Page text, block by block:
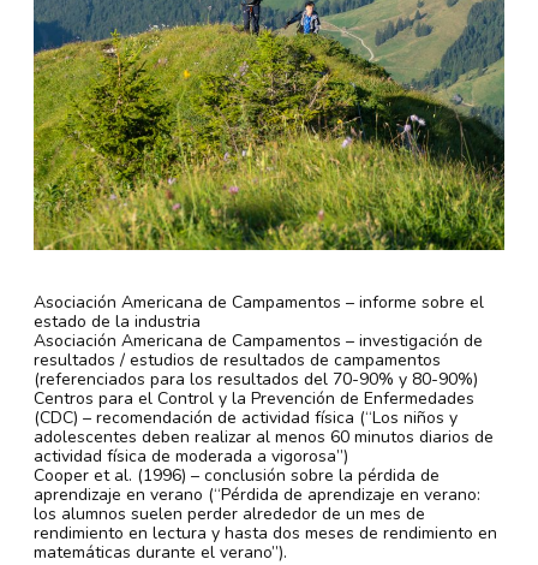
Asociación Americana de Campamentos – informe sobre el
estado de la industria
Asociación Americana de Campamentos – investigación de
resultados / estudios de resultados de campamentos
(referenciados para los resultados del 70-90% y 80-90%)
Centros para el Control y la Prevención de Enfermedades
(CDC) – recomendación de actividad física (“Los niños y
adolescentes deben realizar al menos 60 minutos diarios de
actividad física de moderada a vigorosa”)
Cooper et al. (1996) – conclusión sobre la pérdida de
aprendizaje en verano (“Pérdida de aprendizaje en verano:
los alumnos suelen perder alrededor de un mes de
rendimiento en lectura y hasta dos meses de rendimiento en
matemáticas durante el verano”).